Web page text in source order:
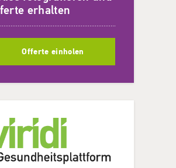
erhalten
Offerte einholen